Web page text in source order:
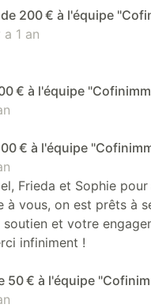
200 € à l'équipe
1 an
€ à l'équipe
€ à l'équipe
Frieda et Sophie
à vous, on est prêts à
et votre
infiniment !
50 € à l'équipe